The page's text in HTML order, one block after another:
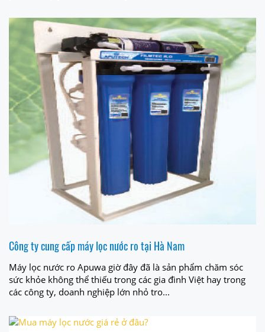
Công ty cung cấp máy lọc nước ro tại Hà Nam
Máy lọc nước ro Apuwa giờ đây đã là sản phẩm chăm sóc
sức khỏe không thể thiếu trong các gia đình Việt hay trong
các công ty, doanh nghiệp lớn nhỏ tro...